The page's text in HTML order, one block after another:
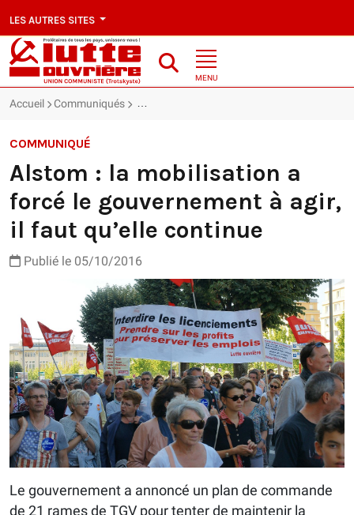
LES AUTRES SITES
MENU
Accueil Communiqués Alstom : la mobilisation a forcé le
COMMUNIQUÉ
Alstom : la mobilisation a
forcé le gouvernement à agir,
il faut qu’elle continue
Publié le 05/10/2016
Le gouvernement a annoncé un plan de commande
de 21 rames de TGV pour tenter de maintenir la